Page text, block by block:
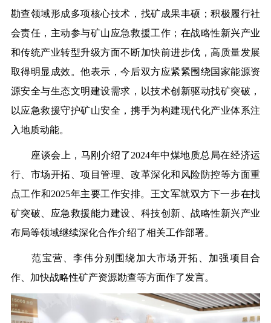
勘查领域形成多项核心技术，找矿成果丰硕；积极履行社
会责任，主动参与矿山应急救援工作；在战略性新兴产业
和传统产业转型升级方面不断加快前进步伐，高质量发展
取得明显成效。他表示，今后双方应紧紧围绕国家能源资
源安全与生态文明建设需求，以技术创新驱动找矿突破，
以应急救援守护矿山安全，携手为构建现代化产业体系注
入地质动能。
座谈会上，马刚介绍了2024年中煤地质总局在经济运
行、市场开拓、项目管理、改革深化和风险防控等方面重
点工作和2025年主要工作安排。王文军就双方下一步在找
矿突破、应急救援能力建设、科技创新、战略性新兴产业
布局等领域继续深化合作介绍了相关工作部署。
范宝营、李伟分别围绕加大市场开拓、加强项目合
作、加快战略性矿产资源勘查等方面作了发言。